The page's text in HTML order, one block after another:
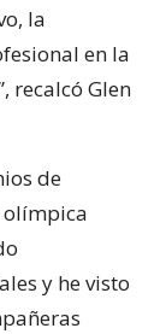
la
en la
recalcó Glen
de
olímpica
y he visto